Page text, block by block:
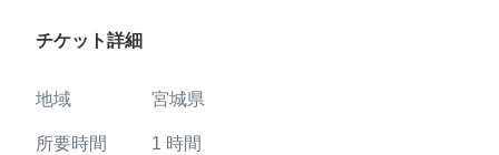
チケット詳細
地域 宮城県
所要時間 1 時間